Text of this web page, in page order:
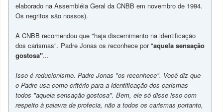
elaborado na Assembléia Geral da CNBB em novembro de 1994.
Os negritos são nossos).
A CNBB recomendou que "haja discernimento na identificação
dos carismas". Padre Jonas os reconhece por "aquela sensação
gostosa"...
Isso é reducionismo. Padre Jonas "os reconhece". Você diz que
o Padre usa como critério para a identificação dos carismas
todos "aquela sensação gostosa". Bem, ele só disse isso com
respeito à palavra de profecia, não a todos os carismas portanto,